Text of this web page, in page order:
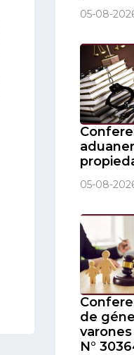
05-08-
05-08-
de
N°